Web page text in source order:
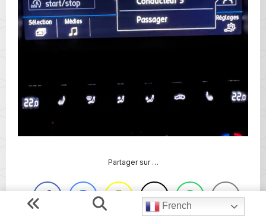
Partager sur …
French